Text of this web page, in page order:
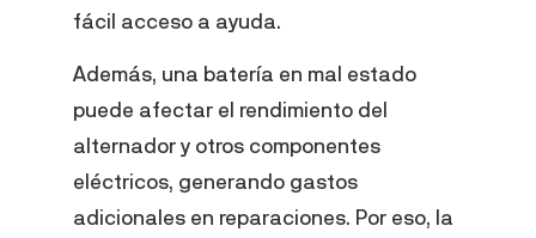
fácil acceso a ayuda.
Además, una batería en mal estado
puede afectar el rendimiento del
alternador y otros componentes
eléctricos, generando gastos
adicionales en reparaciones. Por eso, la